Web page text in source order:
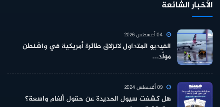
الأخبار الشائعة
الفيديو المتداول لانزلاق طائرة أمريكية في واشنطن
مولّد...
هل كشفت سيول الحديدة عن حقول ألغام واسعة؟